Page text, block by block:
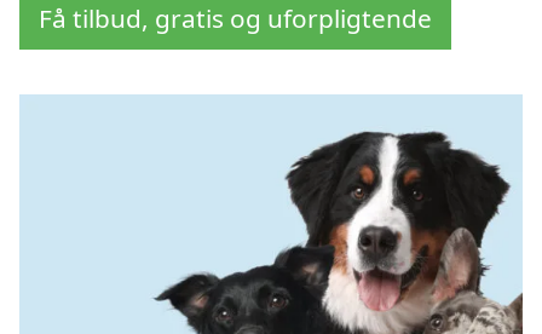
Få tilbud, gratis og uforpligtende